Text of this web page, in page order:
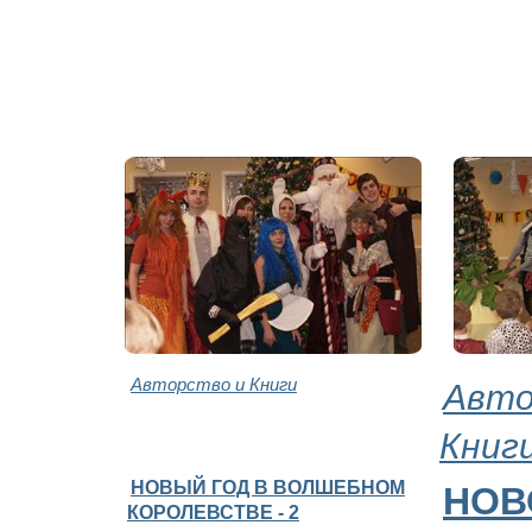
Авторство и Книги
НОВЫЙ ГОД В ВОЛШЕБНОМ
КОРОЛЕВСТВЕ - 2